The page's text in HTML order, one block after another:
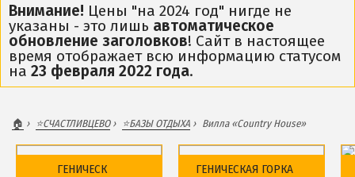
Все базы отдыха и отели
Общий обзор курорта
Арабатская Стрелка в 3D
Пляжи
Все веб-камеры
Карта
Внимание! Цены "на 2024 год" нигде не
указаны - это лишь автоматическое
обновление заголовков! Сайт в настоящее
время отображает всю информацию статусом
на 23 февраля 2022 года.
🏠 ⭐️СЧАСТЛИВЦЕВО ⭐️БАЗЫ ОТДЫХА Вилла «Country House»
ГЕНИЧЕСК ГЕНИЧЕСКАЯ ГОРКА